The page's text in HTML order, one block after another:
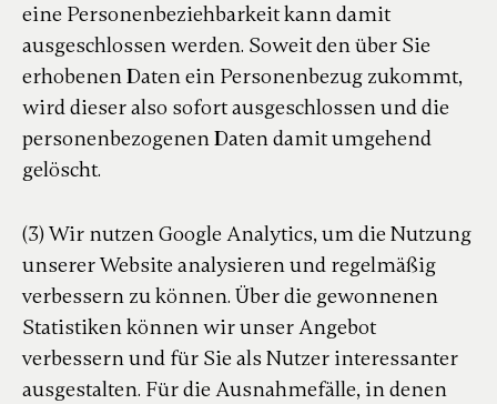
eine Personenbeziehbarkeit kann damit
ausgeschlossen werden. Soweit den über Sie
erhobenen Daten ein Personenbezug zukommt,
wird dieser also sofort ausgeschlossen und die
personenbezogenen Daten damit umgehend
gelöscht.
(3) Wir nutzen Google Analytics, um die Nutzung
unserer Website analysieren und regelmäßig
verbessern zu können. Über die gewonnenen
Statistiken können wir unser Angebot
verbessern und für Sie als Nutzer interessanter
ausgestalten. Für die Ausnahmefälle, in denen